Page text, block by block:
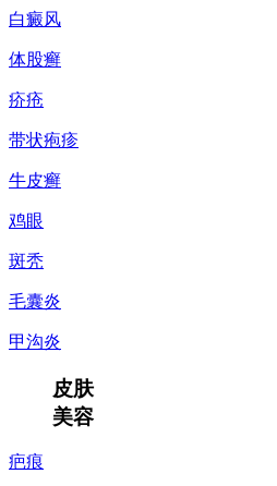
白癜风
体股癣
疥疮
带状疱疹
牛皮癣
鸡眼
斑秃
毛囊炎
甲沟炎
皮肤
美容
疤痕